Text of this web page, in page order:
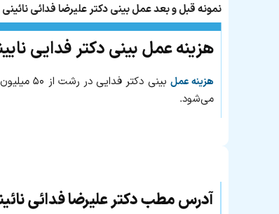
نمونه قبل و بعد عمل بینی دکتر علیرضا فدائی نائینی
هزینه عمل بینی دکتر فدایی
هزینه عمل
بینی
می‌شود.
آدرس مطب دکتر علیرضا فدائی